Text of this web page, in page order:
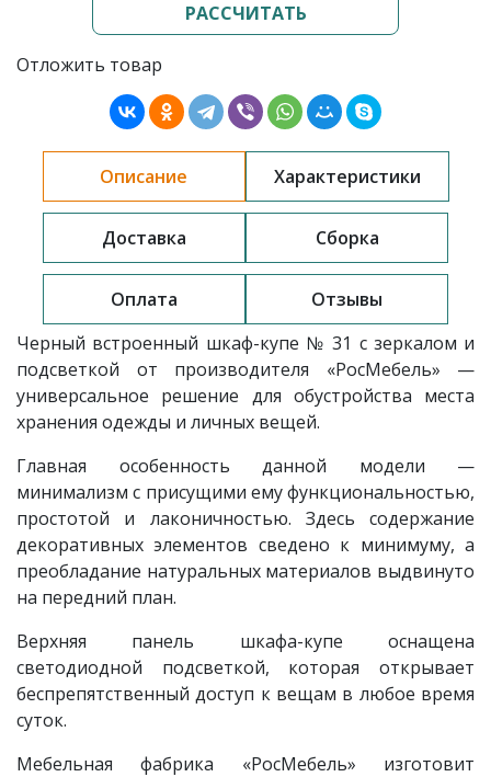
РАССЧИТАТЬ
Отложить товар
Описание Характеристики
Доставка Сборка
Оплата
Отзывы
Черный встроенный шкаф-купе № 31 с зеркалом и
подсветкой от производителя «РосМебель» —
универсальное решение для обустройства места
хранения одежды и личных вещей.
Главная особенность данной модели —
минимализм с присущими ему функциональностью,
простотой и лаконичностью. Здесь содержание
декоративных элементов сведено к минимуму, а
преобладание натуральных материалов выдвинуто
на передний план.
Верхняя панель шкафа-купе оснащена
светодиодной подсветкой, которая открывает
беспрепятственный доступ к вещам в любое время
суток.
Мебельная фабрика «РосМебель» изготовит